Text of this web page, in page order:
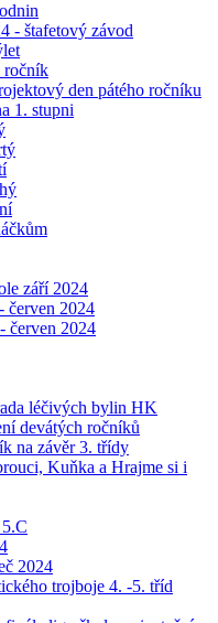
- štafetový závod
ročník
den pátého ročníku
1. stupni
září 2024
červen 2024
červen 2024
léčivých bylin HK
devátých ročníků
na závěr 3. třídy
Kuňka a Hrajme si i
2024
trojboje 4. -5. tříd